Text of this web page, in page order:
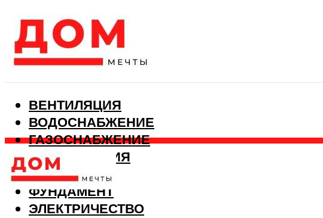
ВЕНТИЛЯЦИЯ
ВОДОСНАБЖЕНИЕ
ГАЗОСНАБЖЕНИЕ
КАНАЛИЗАЦИЯ
ОТОПЛЕНИЕ
ФУНДАМЕНТ
ЭЛЕКТРИЧЕСТВО